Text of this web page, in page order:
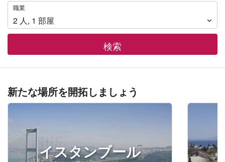
職
業
職業
2 人 , 1 部屋
検索
新たな場所を開拓しましょう
イスタンブール